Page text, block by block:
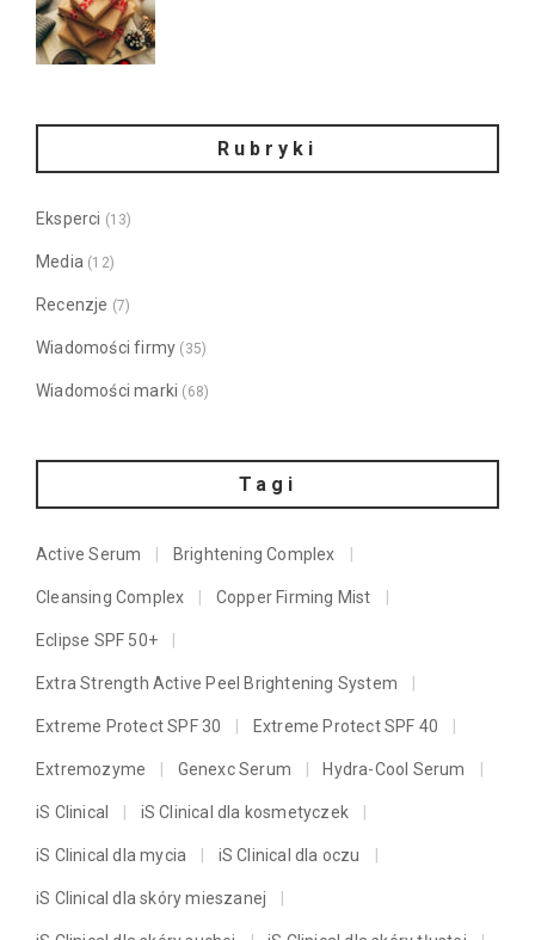
Rubryki
Eksperci (13)
Media (12)
Recenzje (7)
Wiadomości firmy (35)
Wiadomości marki (68)
Tagi
Active Serum Brightening Complex
Cleansing Complex Copper Firming Mist
Eclipse SPF 50+
Extra Strength Active Peel Brightening System
Extreme Protect SPF 30 Extreme Protect SPF 40
Extremozyme Genexc Serum Hydra-Cool Serum
iS Clinical iS Clinical dla kosmetyczek
iS Clinical dla mycia iS Clinical dla oczu
iS Clinical dla skóry mieszanej